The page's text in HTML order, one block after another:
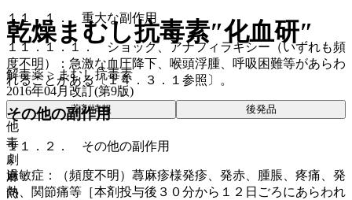
１１．１． 重大な副作用
１１．１．１． ショック、アナフィラキシー（いずれも頻
度不明）：急激な血圧降下、喉頭浮腫、呼吸困難等があらわ
れることがある〔１４．３．１参照〕。
その他の副作用
１１．２． その他の副作用
過敏症：（頻度不明）蕁麻疹様発疹、発赤、腫脹、疼痛、発
熱、関節痛等［本剤投与後３０分から１２日ごろにあらわれ
乾燥まむし抗毒素″化血研″
解毒薬 > まむし抗毒素
2016年04月改訂(第9版)
薬剤情報 後発品
他
毒
劇
麻
向